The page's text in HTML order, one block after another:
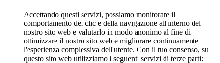
Accettando questi servizi, possiamo monitorare il
comportamento dei clic e della navigazione all'interno del
nostro sito web e valutarlo in modo anonimo al fine di
ottimizzare il nostro sito web e migliorare continuamente
l'esperienza complessiva dell'utente. Con il tuo consenso, su
questo sito web utilizziamo i seguenti servizi di terze parti: